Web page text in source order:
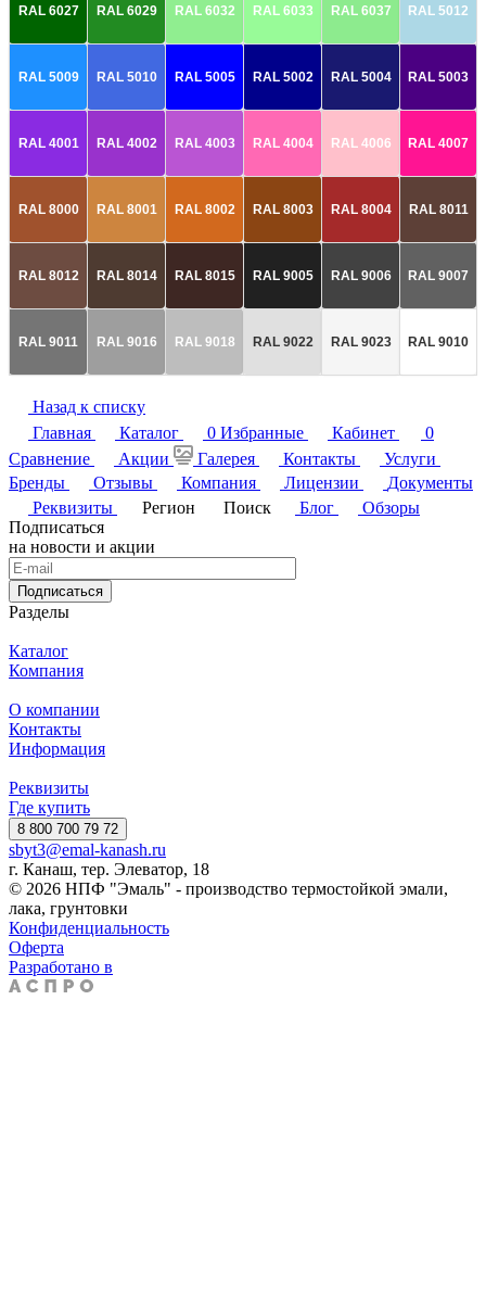
RAL 6027 RAL 6029 RAL 6032 RAL 6033 RAL 6037 RAL 5012
RAL 5009 RAL 5010 RAL 5005 RAL 5002 RAL 5004 RAL 5003
RAL 4001 RAL 4002 RAL 4003 RAL 4004 RAL 4006 RAL 4007
RAL 8000 RAL 8001 RAL 8002 RAL 8003 RAL 8004 RAL 8011
RAL 8012 RAL 8014 RAL 8015 RAL 9005 RAL 9006 RAL 9007
RAL 9011 RAL 9016 RAL 9018 RAL 9022 RAL 9023 RAL 9010
Назад к списку
Главная
Каталог 0 Избранные Кабинет
0
Сравнение
Акции Галерея Контакты
Услуги
Бренды
Отзывы Компания Лицензии
Документы
Реквизиты
Регион Поиск Блог
Обзоры
Подписаться
на новости и акции
Подписаться
Разделы
Каталог
Компания
О компании
Контакты
Информация
Реквизиты
Где купить
8 800 700 79 72
sbyt3@emal-kanash.ru
г. Канаш, тер. Элеватор, 18
© 2026 НПФ "Эмаль" - производство термостойкой эмали,
лака, грунтовки
Конфиденциальность
Оферта
Разработано в